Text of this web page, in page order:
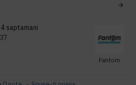
saptamani
Fantom